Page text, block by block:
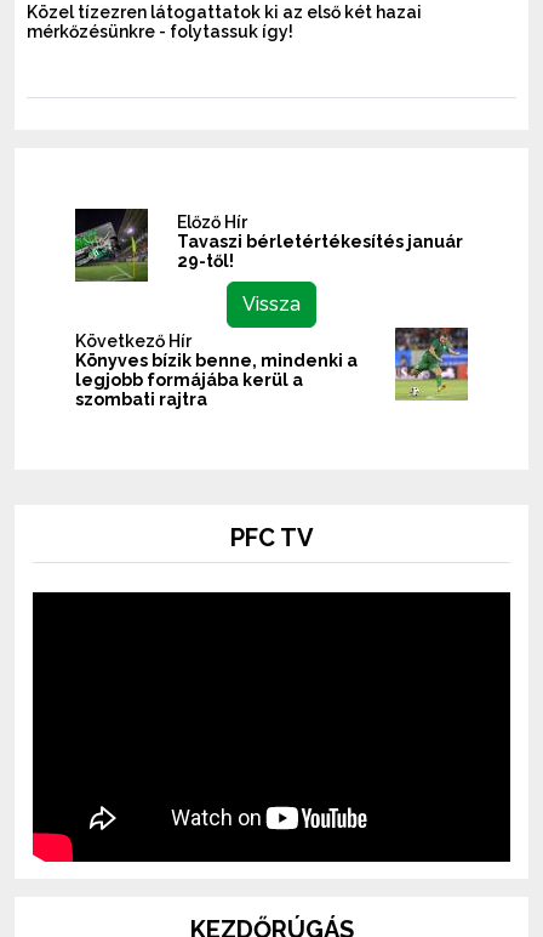
Közel tízezren látogattatok ki az első két hazai
mérkőzésünkre - folytassuk így!
Előző Hír
Tavaszi bérletértékesítés január
29-től!
Vissza
Következő Hír
Könyves bízik benne, mindenki a
legjobb formájába kerül a
szombati rajtra
PFC TV
KEZDŐRÚGÁS